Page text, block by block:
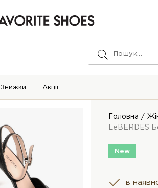
Знижки Акції
Головна
LeBERDES
New
в